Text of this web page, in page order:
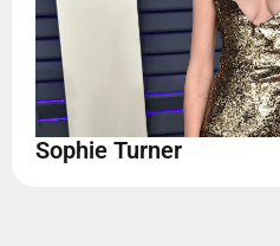
Sophie Turner